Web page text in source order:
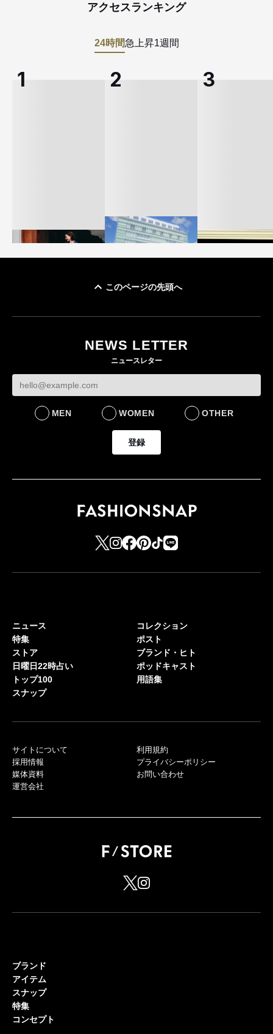
アクセスランキング
24時間急上昇1週間
ケットなど7型を発売
FASHION
このページの先頭へ
NEWS LETTER
ニュースレター
MEN WOMEN OTHER
登録
ニュース
特集
ストア
日曜日22時占い
トップ100
スナップ
コレクション
ポスト
ブランド・ヒト
ポッドキャスト
用語集
サイトについて
採用情報
媒体資料
運営会社
利用規約
プライバシーポリシー
お問い合わせ
ブランド
アイテム
スナップ
特集
コンセプト